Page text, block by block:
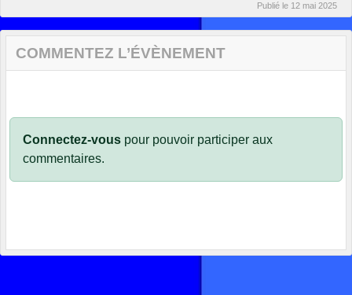
Publié le 12 mai 2025
COMMENTEZ L’ÉVÈNEMENT
Connectez-vous pour pouvoir participer aux
commentaires.